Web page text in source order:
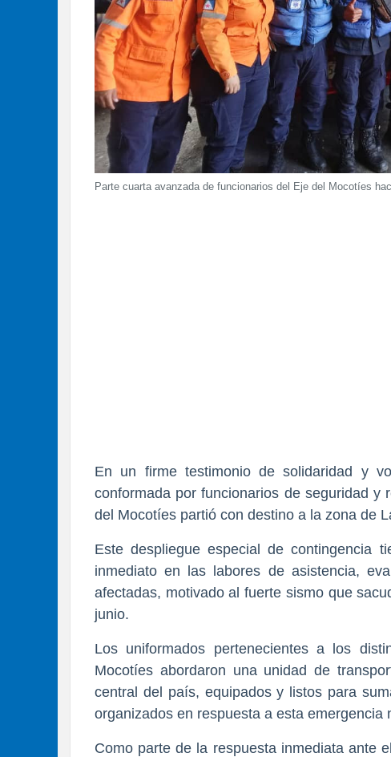
Parte cuarta avanzada de funcionarios del Eje del Mocotíes
​En un firme testimonio de solidaridad y
conformada por funcionarios de seguridad
del Mocotíes partió con destino a la zona de
​Este despliegue especial de contingencia
inmediato en las labores de asistencia,
afectadas, motivado al fuerte sismo que
junio.
​Los uniformados pertenecientes a los
Mocotíes abordaron una unidad de
central del país, equipados y listos para
organizados en respuesta a esta emergencia
Como parte de la respuesta inmediata ante